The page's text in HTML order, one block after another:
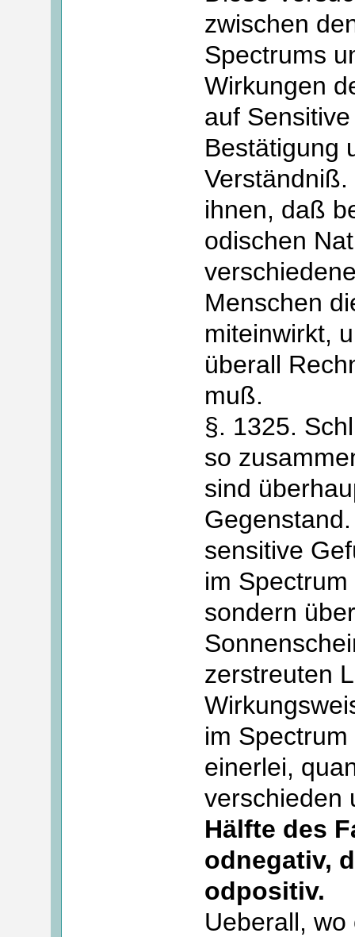
zwischen
Spectrums
Wirkungen
auf
Bestätigung
ihnen, daß
odischen
Menschen
miteinwirkt,
überall
muß.
§. 1325.
so
sind
sensitive
im
sondern
zerstreuten
im
einerlei,
verschieden
Hälfte des
odnegativ,
odpositiv.
Ueberall, wo